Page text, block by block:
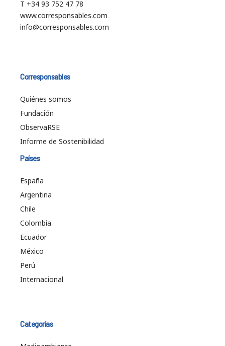
T +34 93 752 47 78
www.corresponsables.com
info@corresponsables.com
Corresponsables
Quiénes somos
Fundación
ObservaRSE
Informe de Sostenibilidad
Países
España
Argentina
Chile
Colombia
Ecuador
México
Perú
Internacional
Categorías